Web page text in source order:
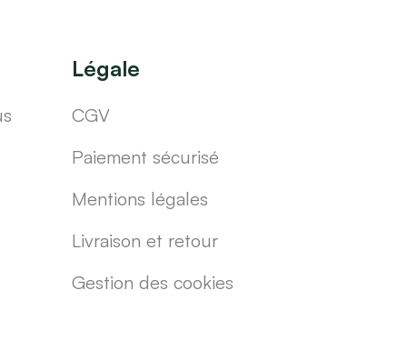
Légale
CGV
Paiement sécurisé
Mentions légales
Livraison et retour
Gestion des cookies